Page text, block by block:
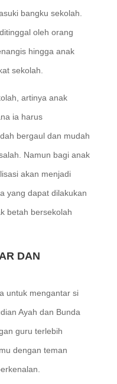
bangku sekolah.
oleh orang
hingga anak
sekolah.
artinya anak
ia harus
bergaul dan mudah
Namun bagi anak
akan menjadi
yang dapat dilakukan
betah bersekolah
DAN
untuk mengantar si
Ayah dan Bunda
guru terlebih
dengan teman